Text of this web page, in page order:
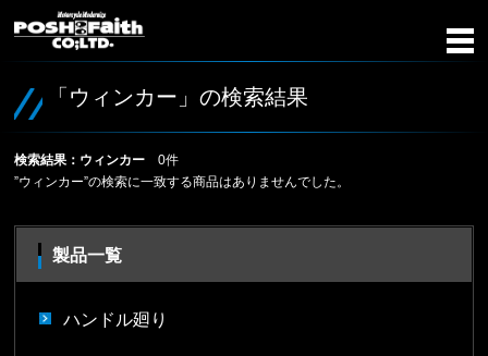
「ウィンカー」の検索結果
検索結果：ウィンカー 0件
”ウィンカー”の検索に一致する商品はありませんでした。
製品一覧
ハンドル廻り